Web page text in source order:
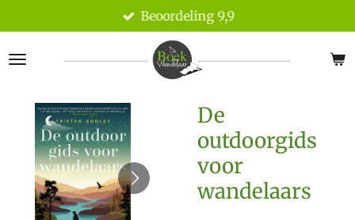
direct
naar
Beoordeling 9,9
De
outdoorgids
voor
wandelaars